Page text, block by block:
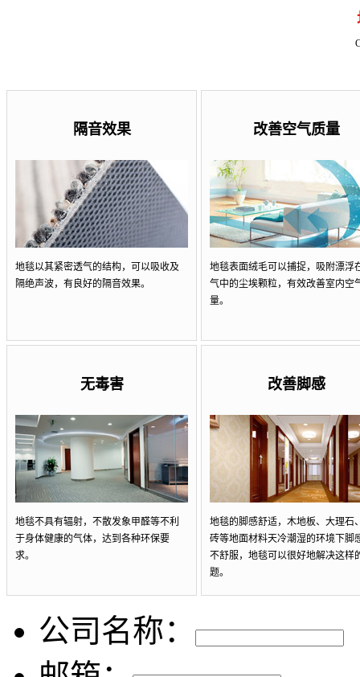
隔音效果
地毯以其紧密透气的结构，可以吸收及
隔绝声波，有良好的隔音效果。
改善空气质量
地毯表面绒毛可以捕捉，吸附漂浮
气中的尘埃颗粒，有效改善室内空
量。
无毒害
地毯不具有辐射，不散发象甲醛等不利
于身体健康的气体，达到各种环保要
求。
改善脚感
地毯的脚感舒适，木地板、大理石
砖等地面材料天冷潮湿的环境下脚
不舒服，地毯可以很好地解决这样
题。
公司名称：